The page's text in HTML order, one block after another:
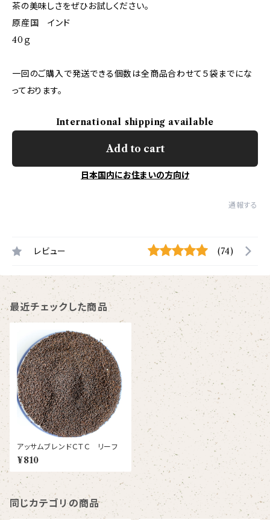
茶の美味しさをぜひお試しください。
原産国 インド
40ｇ
一回のご購入で発送できる個数は全商品合わせて５袋までにな
っております。
International shipping available
Add to cart
日本国内にお住まいの方向け
通報する
レビュー (74)
最近チェックした商品
アッサムブレンドＣＴＣ リーフ
¥810
同じカテゴリの商品